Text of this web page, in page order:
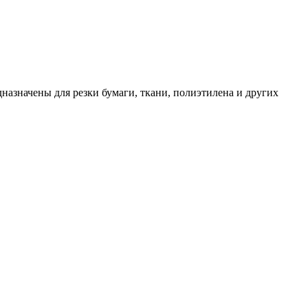
для резки бумаги, ткани, полиэтилена и других